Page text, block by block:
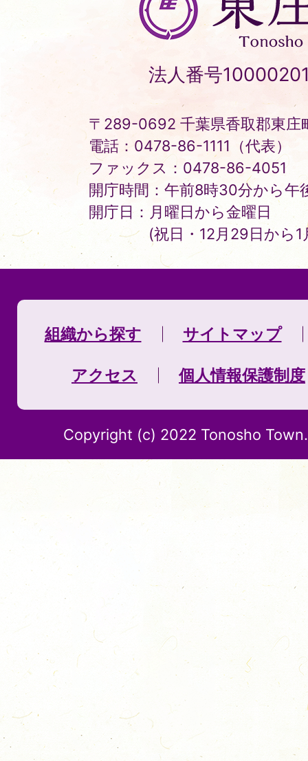
庄
町
Tonosho
Town
法人番号
〒289-0692 千葉県香取郡東庄
電話：0478-86-1111（代表）
ファックス：0478-86-4051
開庁時間：午前8時30分から午
開庁日：月曜日から金曜日
(祝日・12月29日から
組織から探す サイトマップ
アクセス 個人情報保護制度
Copyright (c) 2022 Tonosho